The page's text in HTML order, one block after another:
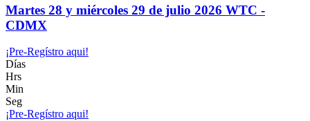
Martes 28 y miércoles 29 de julio 2026 WTC -
CDMX
¡Pre-Regístro aqui!
Días
Hrs
Min
Seg
¡Pre-Regístro aqui!